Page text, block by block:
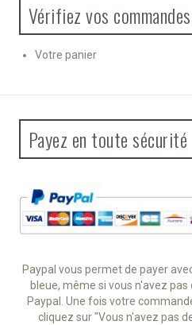
Vérifiez vos commandes
Votre panier
Payez en toute sécurité
Paypal vous permet de payer
bleue, même si vous n'avez pas
Paypal. Une fois votre
cliquez sur "Vous n'avez pas